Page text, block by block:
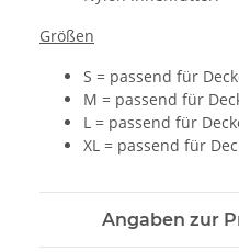
Größen
S = passend für
M = passend für
L = passend für
XL = passend für
Angaben zur